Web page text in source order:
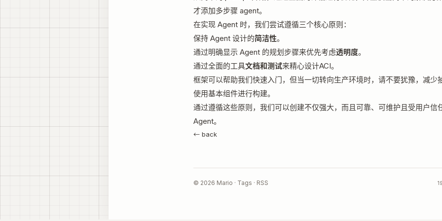
才添加多步骤 agent。
在实现 Agent 时，我们尝试遵循三个核心原则：
保持 Agent 设计的简洁性。
通过明确显示 Agent 的规划步骤来优先考虑透明度。
通过全面的工具文档和测试来精心设计ACI。
框架可以帮助我们快速入门，但当一切转向生产环境时，请不要犹豫，减少
使用基本组件进行构建。
通过遵循这些原则，我们可以创建不仅强大，而且可靠、可维护且受用户信
Agent。
← back
© 2026 Mario · Tags · RSS